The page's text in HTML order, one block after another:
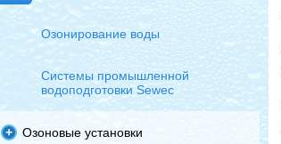
Озонирование воды
Системы промышленной
водоподготовки Sewec
Озоновые установки